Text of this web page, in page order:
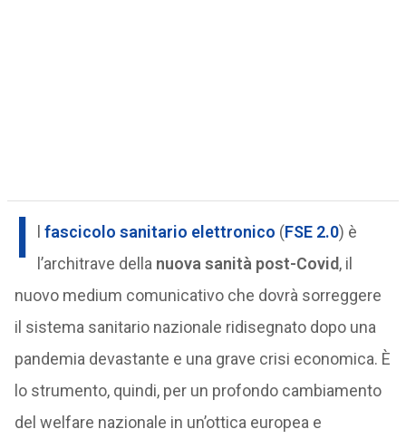
I fascicolo sanitario elettronico (FSE 2.0) è
l’architrave della nuova sanità post-Covid, il
nuovo medium comunicativo che dovrà sorreggere
il sistema sanitario nazionale ridisegnato dopo una
pandemia devastante e una grave crisi economica. È
lo strumento, quindi, per un profondo cambiamento
del welfare nazionale in un’ottica europea e